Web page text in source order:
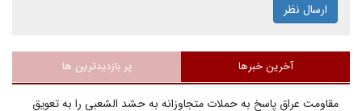
ارسال نظر
آخرین خبرها پر بازدیدترین ها
مقاومت عراق پاسخ به حملات متجاوزانه به حشد الشعبی را به تعویق